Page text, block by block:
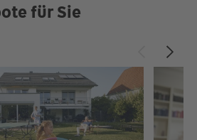
für Sie